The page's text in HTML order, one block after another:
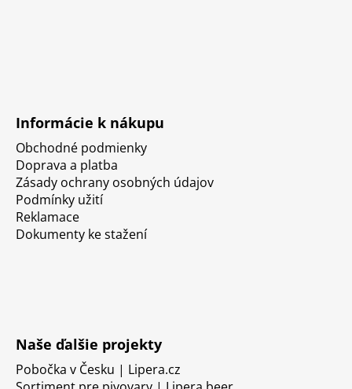
Informácie k nákupu
Obchodné podmienky
Doprava a platba
Zásady ochrany osobných údajov
Podmínky užití
Reklamace
Dokumenty ke stažení
Naše ďalšie projekty
Pobočka v Česku | Lipera.cz